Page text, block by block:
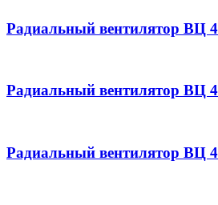
Радиальный вентилятор ВЦ
Радиальный вентилятор ВЦ
Радиальный вентилятор ВЦ